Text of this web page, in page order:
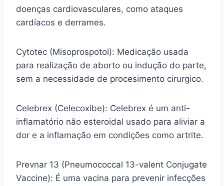
doenças cardiovasculares, como ataques
cardíacos e derrames.
Cytotec (Misoprospotol): Medicação usada
para realização de aborto ou indução do parte,
sem a necessidade de procesimento cirurgico.
Celebrex (Celecoxibe): Celebrex é um anti-
inflamatório não esteroidal usado para aliviar a
dor e a inflamação em condições como artrite.
Prevnar 13 (Pneumococcal 13-valent Conjugate
Vaccine): É uma vacina para prevenir infecções